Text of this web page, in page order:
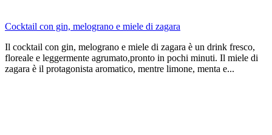
Cocktail con gin, melograno e miele di zagara
Il cocktail con gin, melograno e miele di zagara è un drink fresco,
floreale e leggermente agrumato,pronto in pochi minuti. Il miele di
zagara è il protagonista aromatico, mentre limone, menta e...